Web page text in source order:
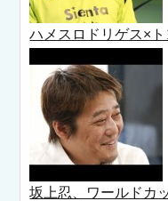
ハメスロドリゲス×ト
坂上忍、ワールドカ